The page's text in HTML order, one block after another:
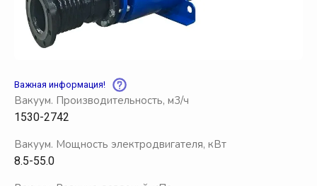
Важная информация!
Вакуум. Производительность, м3/ч
1530-2742
Вакуум. Мощность электродвигателя, кВт
8.5-55.0